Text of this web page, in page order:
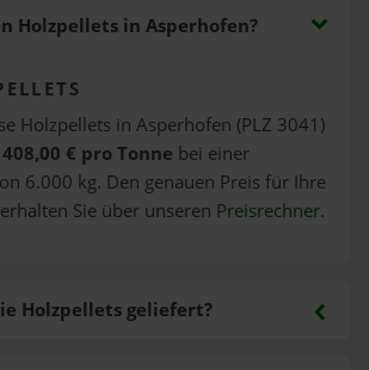
Holzpellets in Asperhofen?
Holzpellets in Asperhofen (PLZ 3041)
408,00 € pro Tonne bei einer
6.000 kg. Den genauen Preis für Ihre
Sie über unseren Preisrechner.
Holzpellets geliefert?